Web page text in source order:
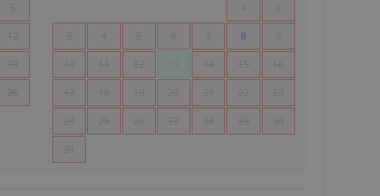
5
12
19
26
1 2
3 4 5 6 7 8 9
10 11 12 14 15 16
17 18 19 20 21 22 23
24 25 26 27 28 29 30
31